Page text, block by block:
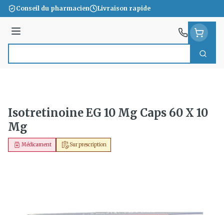
Aller au contenu
Conseil du pharmacien Livraison rapide
Menu
Isotretinoine EG 10 Mg Caps 60 X 10
Mg
Sur prescription
Médicament